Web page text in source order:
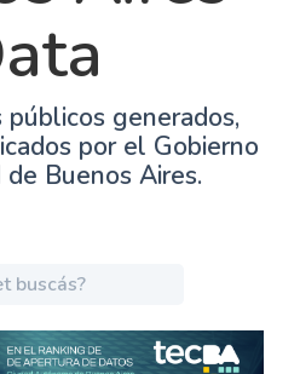
generados,
por el Gobierno
Buenos Aires.